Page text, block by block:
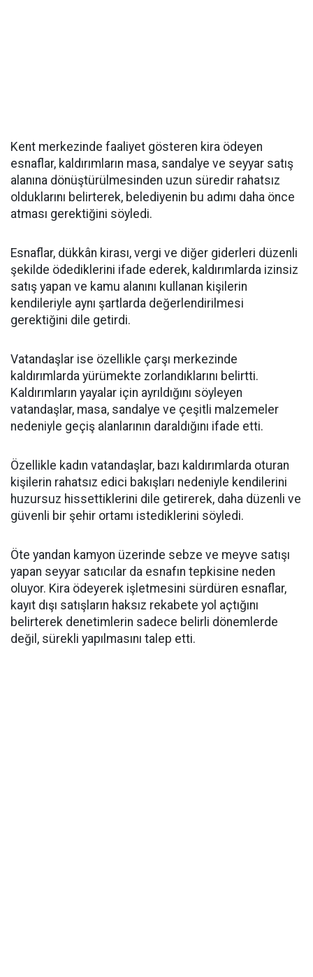
Kent merkezinde faaliyet gösteren kira ödeyen
esnaflar, kaldırımların masa, sandalye ve seyyar satış
alanına dönüştürülmesinden uzun süredir rahatsız
olduklarını belirterek, belediyenin bu adımı daha önce
atması gerektiğini söyledi.
Esnaflar, dükkân kirası, vergi ve diğer giderleri düzenli
şekilde ödediklerini ifade ederek, kaldırımlarda izinsiz
satış yapan ve kamu alanını kullanan kişilerin
kendileriyle aynı şartlarda değerlendirilmesi
gerektiğini dile getirdi.
Vatandaşlar ise özellikle çarşı merkezinde
kaldırımlarda yürümekte zorlandıklarını belirtti.
Kaldırımların yayalar için ayrıldığını söyleyen
vatandaşlar, masa, sandalye ve çeşitli malzemeler
nedeniyle geçiş alanlarının daraldığını ifade etti.
Özellikle kadın vatandaşlar, bazı kaldırımlarda oturan
kişilerin rahatsız edici bakışları nedeniyle kendilerini
huzursuz hissettiklerini dile getirerek, daha düzenli ve
güvenli bir şehir ortamı istediklerini söyledi.
Öte yandan kamyon üzerinde sebze ve meyve satışı
yapan seyyar satıcılar da esnafın tepkisine neden
oluyor. Kira ödeyerek işletmesini sürdüren esnaflar,
kayıt dışı satışların haksız rekabete yol açtığını
belirterek denetimlerin sadece belirli dönemlerde
değil, sürekli yapılmasını talep etti.